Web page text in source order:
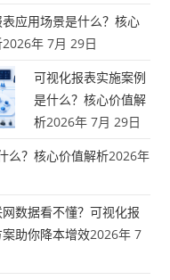
应用场景是什么？核心
2026年 7月 29日
可视化报表实施案例
是什么？核心价值解
析2026年 7月 29日
么？核心价值解析2026年
数据看不懂？可视化报
助你降本增效2026年 7